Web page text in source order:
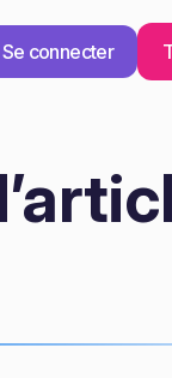
Se connecter